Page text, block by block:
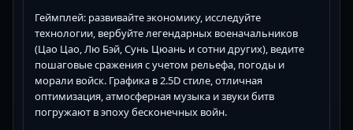
Геймплей: развивайте экономику, исследуйте
технологии, вербуйте легендарных военачальников
(Цао Цао, Лю Бэй, Сунь Цюань и сотни других), ведите
пошаговые сражения с учетом рельефа, погоды и
морали войск. Графика в 2.5D стиле, отличная
оптимизация, атмосферная музыка и звуки битв
погружают в эпоху бесконечных войн.